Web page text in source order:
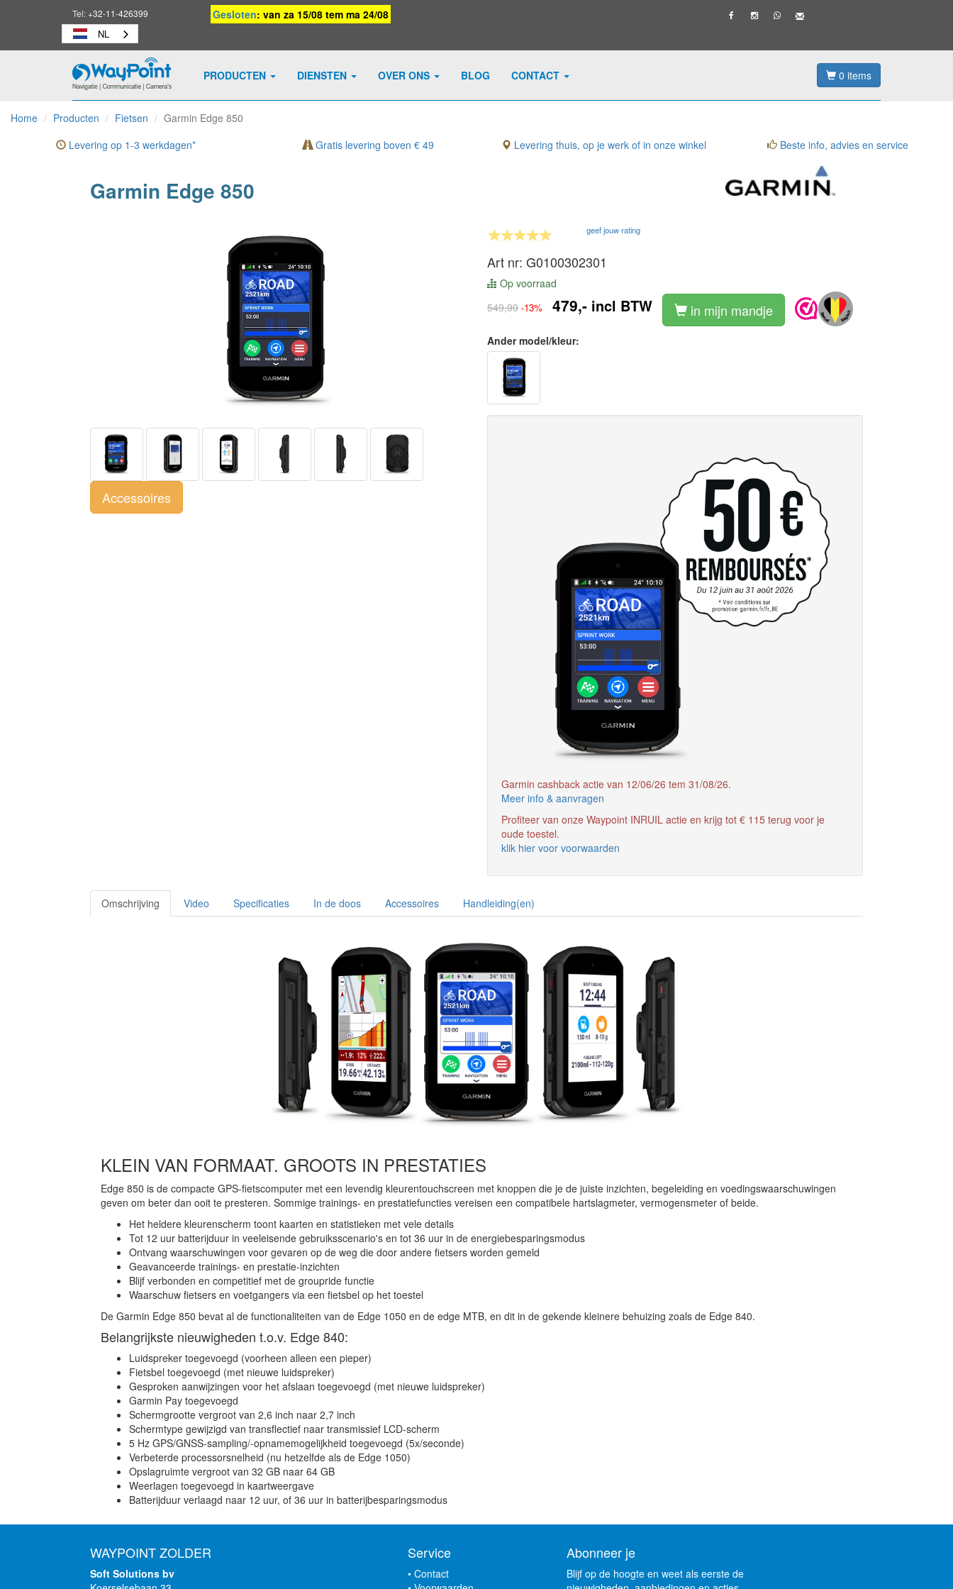
Tel:+32-11-426399 Gesloten: van za 15/08 tem ma 24/08
NL
Waypoint
-
naar
homepage
PRODUCTEN DIENSTEN OVER ONS BLOG CONTACT 0 items
Home Producten Fietsen
Garmin Edge 850
Levering op 1-3 werkdagen*
Gratis levering boven € 49 Levering thuis, op je werk of in onze winkel Beste info, advies en service
Garmin Edge 850
Accessoires
geef jouw rating
Art nr: G0100302301
Op voorraad
549,99 -13% 479,- incl BTW in mijn mandje
Ander model/kleur:
Garmin cashback actie van 12/06/26 tem 31/08/26.
Meer info & aanvragen
Profiteer van onze Waypoint INRUIL actie en krijg tot € 115 terug voor je
oude toestel.
klik hier voor voorwaarden
Omschrijving Video Specificaties In de doos Accessoires Handleiding(en)
KLEIN VAN FORMAAT. GROOTS IN PRESTATIES
Edge 850 is de compacte GPS-fietscomputer met een levendig kleurentouchscreen met knoppen die je de juiste inzichten, begeleiding en voedingswaarschuwingen
geven om beter dan ooit te presteren. Sommige trainings- en prestatiefuncties vereisen een compatibele hartslagmeter, vermogensmeter of beide.
Het heldere kleurenscherm toont kaarten en statistieken met vele details
Tot 12 uur batterijduur in veeleisende gebruiksscenario's en tot 36 uur in de energiebesparingsmodus
Ontvang waarschuwingen voor gevaren op de weg die door andere fietsers worden gemeld
Geavanceerde trainings- en prestatie-inzichten
Blijf verbonden en competitief met de groupride functie
Waarschuw fietsers en voetgangers via een fietsbel op het toestel
De Garmin Edge 850 bevat al de functionaliteiten van de Edge 1050 en de edge MTB, en dit in de gekende kleinere behuizing zoals de Edge 840.
Belangrijkste nieuwigheden t.o.v. Edge 840:
Luidspreker toegevoegd (voorheen alleen een pieper)
Fietsbel toegevoegd (met nieuwe luidspreker)
Gesproken aanwijzingen voor het afslaan toegevoegd (met nieuwe luidspreker)
Garmin Pay toegevoegd
Schermgrootte vergroot van 2,6 inch naar 2,7 inch
Schermtype gewijzigd van transflectief naar transmissief LCD-scherm
5 Hz GPS/GNSS-sampling/-opnamemogelijkheid toegevoegd (5x/seconde)
Verbeterde processorsnelheid (nu hetzelfde als de Edge 1050)
Opslagruimte vergroot van 32 GB naar 64 GB
Weerlagen toegevoegd in kaartweergave
Batterijduur verlaagd naar 12 uur, of 36 uur in batterijbesparingsmodus
WAYPOINT ZOLDER
Soft Solutions bv
Service
• Contact
Abonneer je
Blijf op de hoogte en weet als eerste de